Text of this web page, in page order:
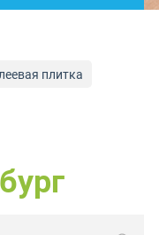
плитка